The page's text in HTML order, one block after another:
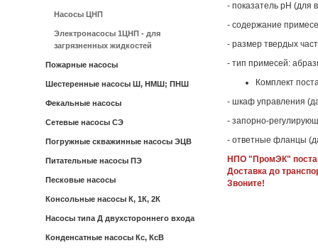
Насосы ЦНП
Электронасосы 1ЦНП - для
загрязненных жидкостей
Пожарные насосы
Шестеренные насосы Ш, НМШ; ПНШ
Фекальные насосы
Сетевые насосы СЭ
Погружные скважинные насосы ЭЦВ
Питательные насосы ПЭ
Песковые насосы
Консольные насосы К, 1К, 2К
Насосы типа Д двухстороннего входа
Конденсатные насосы Кс, КсВ
- показатель pH (для
- содержание
- размер твердых
- тип примесей:
Комплект
- шкаф управления
- запорно-
- ответные фланцы
НПО "ПромЭК"
Доставка до
Звоните!